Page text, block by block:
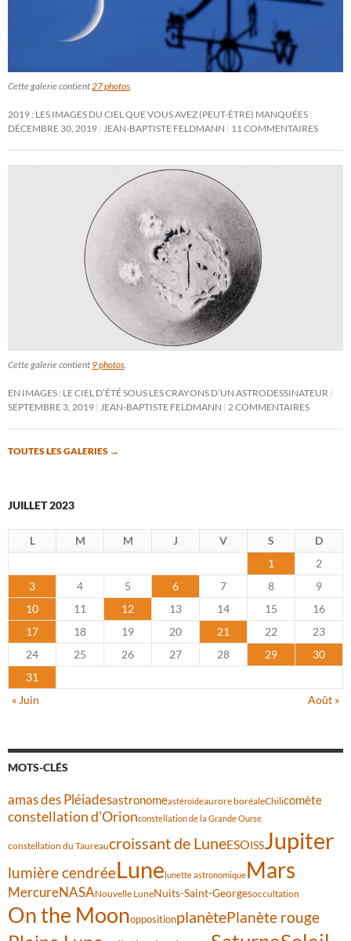
Cette galerie contient 27 photos
2019 : LES IMAGES DU CIEL QUE VOUS AVEZ (PEUT-ÊTRE) MANQUÉES
DÉCEMBRE 30, 2019
JEAN-BAPTISTE FELDMANN 11 COMMENTAIRES
Cette galerie contient 9 photos
EN IMAGES : LE CIEL D’ÉTÉ SOUS LES CRAYONS D’UN ASTRODESSINATEUR
SEPTEMBRE 3, 2019
JEAN-BAPTISTE FELDMANN 2 COMMENTAIRES
TOUTES LES GALERIES →
JUILLET 2023
L M M J V S
D
1
2
3
4 5 6 7 8
9
10
11 12 13 14 15
16
17
18 19 20 21 22
23
24
25 26 27 28 29
30
31
« Juin
Août »
MOTS-CLÉS
amas des Pléiadesastronomeastéroïdeaurore boréaleChilicomète
constellation d'Orionconstellation de la Grande Ourse
constellation du Taureaucroissant de LuneESOISSJupiter
lumière cendréeLunelunette astronomiqueMars
MercureNASANouvelle LuneNuits-Saint-Georgesoccultation
On the MoonoppositionplanètePlanète rouge